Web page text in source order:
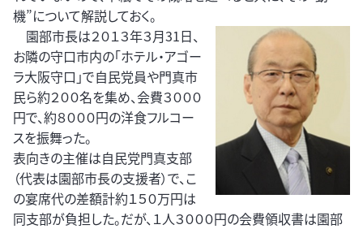
機”について解説しておく。
園部市長は２０１３年３月31日、
お隣の守口市内の「ホテル・アゴー
ラ大阪守口」で自民党員や門真市
民ら約２００名を集め、会費３０００
円で、約８０００円の洋食フルコー
スを振舞った。
表向きの主催は自民党門真支部
（代表は園部市長の支援者）で、こ
の宴席代の差額計約１５０万円は
同支部が負担した。だが、１人３０００円の会費領収書は園部